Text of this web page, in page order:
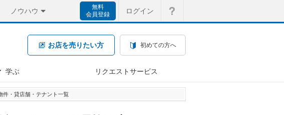
ノウハウ
無料
会員登録
ログイン
お店を売りたい方 初めての方へ
学ぶ リクエストサービス
件・貸店舗・テナント一覧